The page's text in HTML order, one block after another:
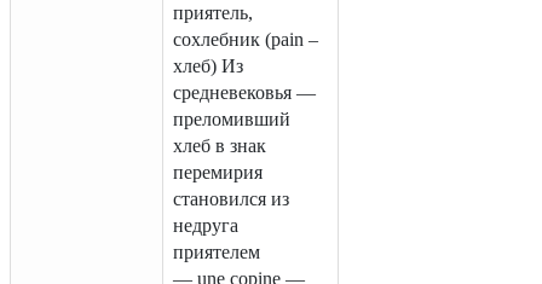
приятель,
сохлебник (pain –
хлеб) Из
средневековья —
преломивший
хлеб в знак
перемирия
становился из
недруга
приятелем
— une copine —